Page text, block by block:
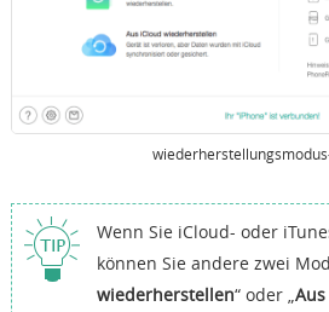
Wenn Sie iCloud- oder
können Sie andere zwei Modi
wiederherstellen“ oder „